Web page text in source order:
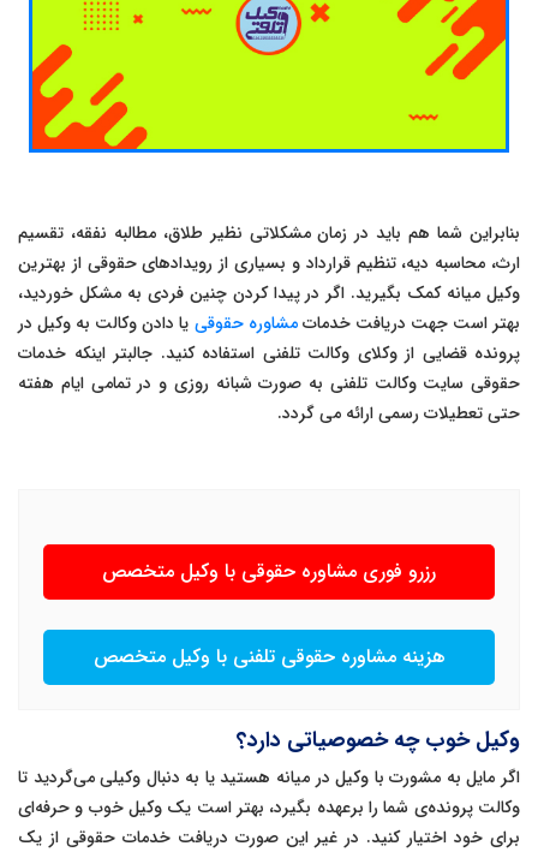
بنابراین شما هم باید در زمان مشکلاتی نظیر طلاق، مطالبه نفقه، تقسیم
ارث، محاسبه دیه، تنظیم قرارداد و بسیاری از رویدادهای حقوقی از بهترین
وکیل میانه کمک بگیرید. اگر در پیدا کردن چنین فردی به مشکل خوردید،
بهتر است جهت دریافت خدماتمشاوره حقوقی یا دادن وکالت به وکیل در
پرونده قضایی از وکلای وکالت تلفنی استفاده کنید. جالبتر اینکه خدمات
حقوقی سایت وکالت تلفنی به صورت شبانه روزی و در تمامی ایام هفته
حتی تعطیلات رسمی ارائه می گردد.
رزرو فوری مشاوره حقوقی با وکیل متخصص
هزینه مشاوره حقوقی تلفنی با وکیل متخصص
وکیل خوب چه خصوصیاتی دارد؟
اگر مایل به مشورت با وکیل در میانه هستید یا به دنبال وکیلی می‌گردید تا
وکالت پرونده‌ی شما را برعهده بگیرد، بهتر است یک وکیل خوب و حرفه‌ای
برای خود اختیار کنید. در غیر این صورت دریافت خدمات حقوقی از یک